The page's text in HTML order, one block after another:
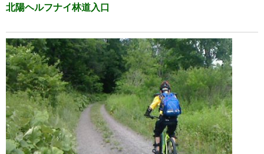
北陽ヘルフナイ林道入口